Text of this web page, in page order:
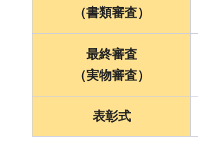
（書類審査）
最終審査
（実物審査）
表彰式